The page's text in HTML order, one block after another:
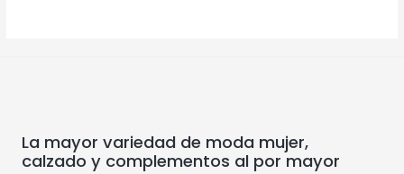
La mayor variedad de moda mujer,
calzado y complementos al por mayor